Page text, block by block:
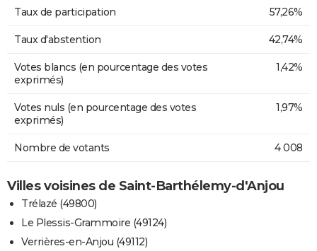
Taux de participation 57,26%
Taux d'abstention 42,74%
Votes blancs (en pourcentage des votes
exprimés)
1,42%
Votes nuls (en pourcentage des votes
exprimés)
1,97%
Nombre de votants 4 008
Villes voisines de Saint-Barthélemy-d'Anjou
Trélazé (49800)
Le Plessis-Grammoire (49124)
Verrières-en-Anjou (49112)